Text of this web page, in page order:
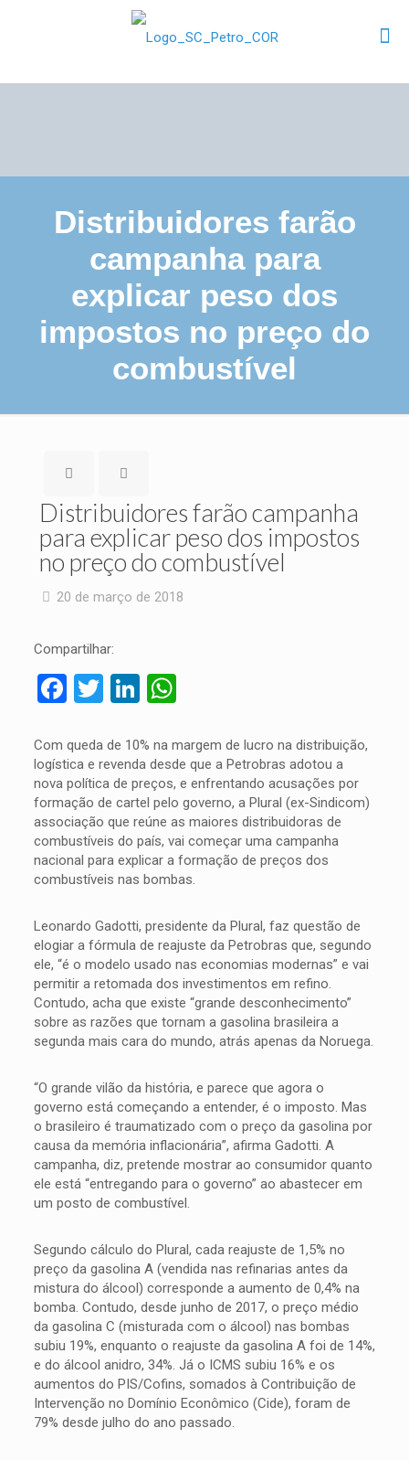
Distribuidores farão
campanha para
explicar peso dos
impostos no preço do
combustível
Distribuidores farão campanha
para explicar peso dos impostos
no preço do combustível
20 de março de 2018
Compartilhar:
Facebook
TwitterLinkedIn
WhatsApp
Com queda de 10% na margem de lucro na distribuição,
logística e revenda desde que a Petrobras adotou a
nova política de preços, e enfrentando acusações por
formação de cartel pelo governo, a Plural (ex-Sindicom)
associação que reúne as maiores distribuidoras de
combustíveis do país, vai começar uma campanha
nacional para explicar a formação de preços dos
combustíveis nas bombas.
Leonardo Gadotti, presidente da Plural, faz questão de
elogiar a fórmula de reajuste da Petrobras que, segundo
ele, “é o modelo usado nas economias modernas” e vai
permitir a retomada dos investimentos em refino.
Contudo, acha que existe “grande desconhecimento”
sobre as razões que tornam a gasolina brasileira a
segunda mais cara do mundo, atrás apenas da Noruega.
“O grande vilão da história, e parece que agora o
governo está começando a entender, é o imposto. Mas
o brasileiro é traumatizado com o preço da gasolina por
causa da memória inflacionária”, afirma Gadotti. A
campanha, diz, pretende mostrar ao consumidor quanto
ele está “entregando para o governo” ao abastecer em
um posto de combustível.
Segundo cálculo do Plural, cada reajuste de 1,5% no
preço da gasolina A (vendida nas refinarias antes da
mistura do álcool) corresponde a aumento de 0,4% na
bomba. Contudo, desde junho de 2017, o preço médio
da gasolina C (misturada com o álcool) nas bombas
subiu 19%, enquanto o reajuste da gasolina A foi de 14%,
e do álcool anidro, 34%. Já o ICMS subiu 16% e os
aumentos do PIS/Cofins, somados à Contribuição de
Intervenção no Domínio Econômico (Cide), foram de
79% desde julho do ano passado.